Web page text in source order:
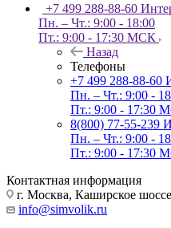
+7 499 288-88-60
Пн. – Чт.: 9:00 - 18:00
Пт.: 9:00 - 17:30 МСК
Назад
Телефоны
+7 499 288-88-60
Пн. – Чт.: 9:00 -
Пт.: 9:00 - 17:30
8(800) 77-55-239
Пн. – Чт.: 9:00 -
Пт.: 9:00 - 17:30
Контактная информация
г. Москва, Каширское
info@simvolik.ru